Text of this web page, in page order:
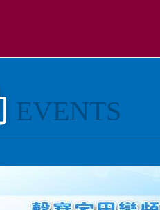
EVENTS
變頻空調保固再升級